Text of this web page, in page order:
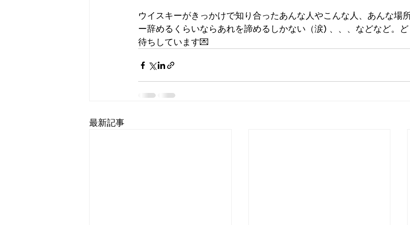
ウイスキーがきっかけで知り合ったあんな人やこんな人、あんな場
ー辞めるくらいならあれを諦めるしかない（涙) 、、、などなど。
待ちしています💌
最新記事